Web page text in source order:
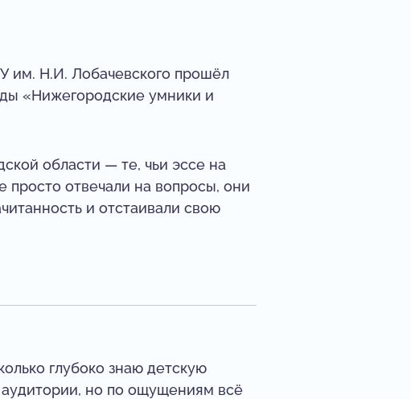
им. Н.И. Лобачевского прошёл
«Нижегородские умники и
области — те, чьи эссе на
отвечали на вопросы, они
и отстаивали свою
глубоко знаю детскую
аудитории, но по ощущениям всё